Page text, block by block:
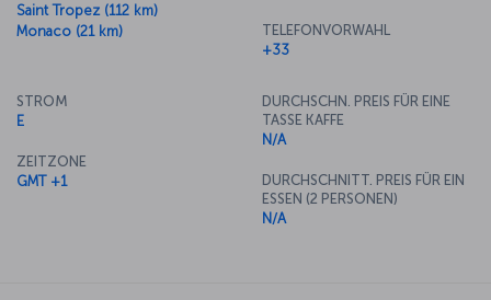
Saint Tropez (112 km)
Monaco (21 km)
TELEFONVORWAHL
+33
STROM
E
ZEITZONE
GMT +1
DURCHSCHN. PREIS FÜR EINE
TASSE KAFFE
N/A
DURCHSCHNITT. PREIS FÜR EIN
ESSEN (2 PERSONEN)
N/A